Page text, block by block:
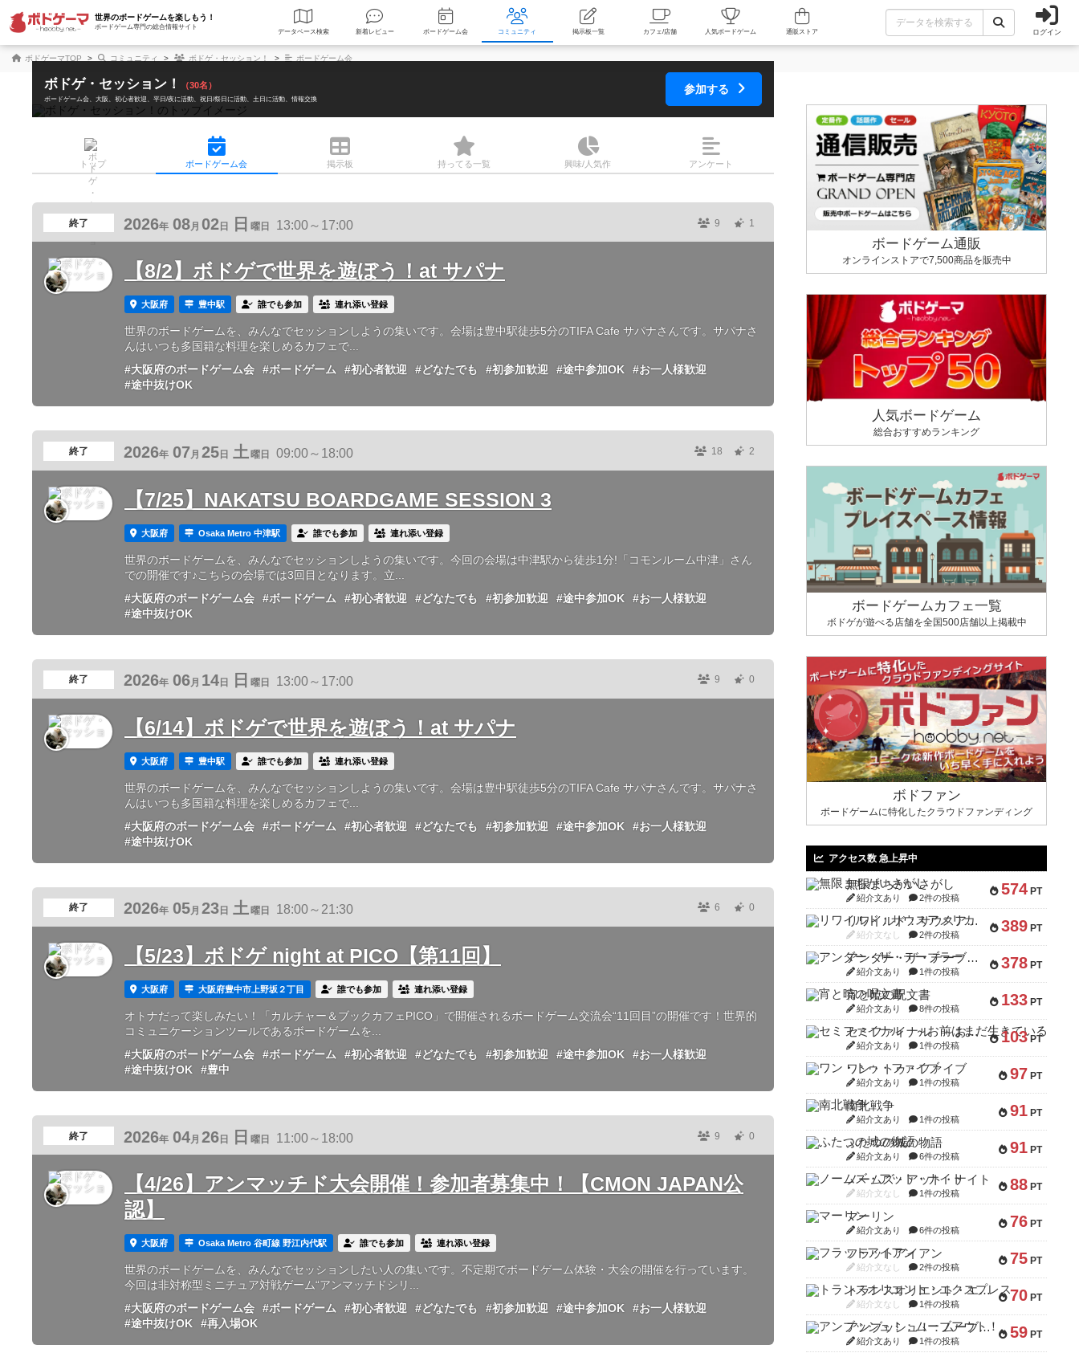
世界のボードゲームを楽しもう！
ボードゲーム専門の総合情報サイト
データベース 検索 新着レビュー ボードゲーム会 コミュニティ 掲示板一覧 カフェ/店舗 人気ボードゲーム 通販ストア ログイン
ボドゲーマTOP コミュニティ ボドゲ・セッション！ ボードゲーム会
ボドゲ・セッション！ （30名）
ボードゲーム会 大阪 初心者歓迎 平日/夜に活動 祝日/祭日に活動 土日に活動 情報交換
参加する
トップ ボードゲーム会 掲示板 持ってる一覧 興味/人気作 アンケート
終了 2026年 08月 02日 日 曜日 13:00～17:00 9 1
【8/2】ボドゲで世界を遊ぼう！at サパナ
大阪府 豊中駅 誰でも参加 連れ添い登録
世界のボードゲームを、みんなでセッションしようの集いです。会場は豊中駅徒歩5分のTIFA Cafe サパナさんです。サパナさ
んはいつも多国籍な料理を楽しめるカフェで...
#大阪府のボードゲーム会
#ボードゲーム #初心者歓迎 #どなたでも #初参加歓迎 #途中参加OK
#お一人様歓迎
#途中抜けOK
終了 2026年 07月 25 日 土 曜日 09:00～18:00 18 2
【7/25】NAKATSU BOARDGAME SESSION 3
大阪府 Osaka Metro 中津駅 誰でも参加 連れ添い登録
世界のボードゲームを、みんなでセッションしようの集いです。今回の会場は中津駅から徒歩1分!「コモンルーム中津」さん
での開催です♪こちらの会場では3回目となります。立...
#大阪府のボードゲーム会
#ボードゲーム #初心者歓迎 #どなたでも #初参加歓迎 #途中参加OK
#お一人様歓迎
#途中抜けOK
終了 2026年 06月 14 日 日 曜日 13:00～17:00 9 0
【6/14】ボドゲで世界を遊ぼう！at サパナ
大阪府 豊中駅 誰でも参加 連れ添い登録
世界のボードゲームを、みんなでセッションしようの集いです。会場は豊中駅徒歩5分のTIFA Cafe サパナさんです。サパナさ
んはいつも多国籍な料理を楽しめるカフェで...
#大阪府のボードゲーム会
#ボードゲーム #初心者歓迎 #どなたでも #初参加歓迎 #途中参加OK
#お一人様歓迎
#途中抜けOK
終了 2026年 05月 23 日 土 曜日 18:00～21:30 6 0
【5/23】ボドゲ night at PICO【第11回】
大阪府 大阪府豊中市上野坂２丁目 誰でも参加 連れ添い登録
オトナだって楽しみたい！「カルチャー＆ブックカフェPICO」で開催されるボードゲーム交流会“11回目”の開催です！世界的
コミュニケーションツールであるボードゲームを...
#大阪府のボードゲーム会
#ボードゲーム #初心者歓迎 #どなたでも #初参加歓迎 #途中参加OK
#お一人様歓迎
#途中抜けOK
#豊中
終了 2026年 04月 26日 日 曜日 11:00～18:00 9 0
【4/26】アンマッチド大会開催！参加者募集中！【CMON JAPAN公
認】
大阪府 Osaka Metro 谷町線 野江内代駅 誰でも参加 連れ添い登録
世界のボードゲームを、みんなでセッションしたい人の集いです。不定期でボードゲーム体験・大会の開催を行っています。
今回は非対称型ミニチュア対戦ゲーム“アンマッチドシリ...
#大阪府のボードゲーム会
#ボードゲーム #初心者歓迎 #どなたでも #初参加歓迎 #途中参加OK
#お一人様歓迎
#途中抜けOK
#再入場OK
ボードゲーム通販
オンラインストアで7,500商品を販売中
人気ボードゲーム
総合おすすめランキング
ボードゲームカフェ一覧
ボドゲが遊べる店舗を全国500店舗以上掲載中
ボドファン
ボードゲームに特化したクラウドファンディング
アクセス数 急上昇中
574 PT
無限まちがいさがし
紹介文あり 2件の投稿
389 PT
リワイルド：サウスアメリカ
紹介文なし 2件の投稿
378 PT
アンダー・ザ・テーブラー
紹介文あり 1件の投稿
133 PT
宵と暁の呪文書
紹介文あり 8件の投稿
103 PT
セミファイナル ～お前はまだ生きている～
紹介文あり 1件の投稿
97 PT
ワン・トゥ・ファイブ
紹介文あり 1件の投稿
91 PT
南北戦争
紹介文あり 1件の投稿
91 PT
ふたつの城の物語
紹介文あり 6件の投稿
88 PT
ノームズ・アット・ナイト
紹介文なし 1件の投稿
76 PT
マーリン
紹介文あり 6件の投稿
75 PT
フラットアイアン
紹介文なし 2件の投稿
70 PT
トランスオリエント・エクスプレス
紹介文なし 1件の投稿
59 PT
アンブッシュ！：ムーブアウト！
紹介文あり 1件の投稿